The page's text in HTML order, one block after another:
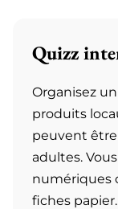
Quizz
Organisez
produits
peuvent
adultes.
numériques
fiches papier.